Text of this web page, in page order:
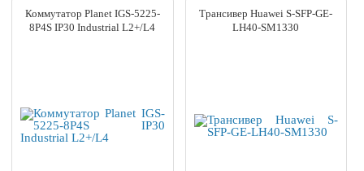
Коммутатор Planet IGS-5225-
8P4S IP30 Industrial L2+/L4
Трансивер Huawei S-SFP-GE-
LH40-SM1330